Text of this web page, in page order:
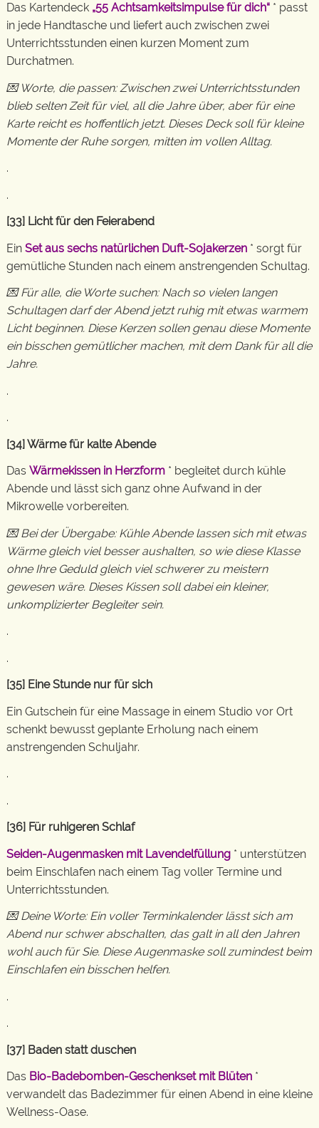
Das Kartendeck „55 Achtsamkeitsimpulse für dich“ * passt
in jede Handtasche und liefert auch zwischen zwei
Unterrichtsstunden einen kurzen Moment zum
Durchatmen.
💌 Worte, die passen: Zwischen zwei Unterrichtsstunden
blieb selten Zeit für viel, all die Jahre über, aber für eine
Karte reicht es hoffentlich jetzt. Dieses Deck soll für kleine
Momente der Ruhe sorgen, mitten im vollen Alltag.
.
.
[33] Licht für den Feierabend
Ein Set aus sechs natürlichen Duft-Sojakerzen * sorgt für
gemütliche Stunden nach einem anstrengenden Schultag.
💌 Für alle, die Worte suchen: Nach so vielen langen
Schultagen darf der Abend jetzt ruhig mit etwas warmem
Licht beginnen. Diese Kerzen sollen genau diese Momente
ein bisschen gemütlicher machen, mit dem Dank für all die
Jahre.
.
.
[34] Wärme für kalte Abende
Das Wärmekissen in Herzform * begleitet durch kühle
Abende und lässt sich ganz ohne Aufwand in der
Mikrowelle vorbereiten.
💌 Bei der Übergabe: Kühle Abende lassen sich mit etwas
Wärme gleich viel besser aushalten, so wie diese Klasse
ohne Ihre Geduld gleich viel schwerer zu meistern
gewesen wäre. Dieses Kissen soll dabei ein kleiner,
unkomplizierter Begleiter sein.
.
.
[35] Eine Stunde nur für sich
Ein Gutschein für eine Massage in einem Studio vor Ort
schenkt bewusst geplante Erholung nach einem
anstrengenden Schuljahr.
.
.
[36] Für ruhigeren Schlaf
Seiden-Augenmasken mit Lavendelfüllung * unterstützen
beim Einschlafen nach einem Tag voller Termine und
Unterrichtsstunden.
💌 Deine Worte: Ein voller Terminkalender lässt sich am
Abend nur schwer abschalten, das galt in all den Jahren
wohl auch für Sie. Diese Augenmaske soll zumindest beim
Einschlafen ein bisschen helfen.
.
.
[37] Baden statt duschen
Das Bio-Badebomben-Geschenkset mit Blüten *
verwandelt das Badezimmer für einen Abend in eine kleine
Wellness-Oase.